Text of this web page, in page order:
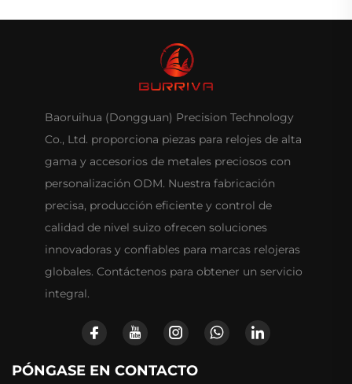
Baoruihua (Dongguan) Precision Technology
Co., Ltd. proporciona piezas para relojes de alta
gama y accesorios de metales preciosos con
personalización ODM. Nuestra fabricación
precisa, producción eficiente y control de
calidad de nivel suizo ofrecen soluciones
innovadoras y confiables para marcas relojeras
globales. Contáctenos para obtener un servicio
integral.
PÓNGASE EN CONTACTO